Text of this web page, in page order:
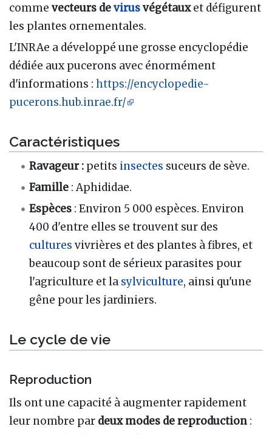
comme vecteurs devirusvégétauxet défigurent
les plantes ornementales.
L'INRAe a développé une grosse encyclopédie
dédiée aux pucerons avec énormément
d'informations : https://encyclopedie-
pucerons.hub.inrae.fr/
Caractéristiques
Ravageur : petits insectes suceurs de sève.
Famille : Aphididae.
Espèces : Environ 5 000 espèces. Environ
400 d'entre elles se trouvent sur des
cultures vivrières et des plantes à fibres, et
beaucoup sont de sérieux parasites pour
l'agriculture et la sylviculture, ainsi qu'une
gêne pour les jardiniers.
Le cycle de vie
Reproduction
Ils ont une capacité à augmenter rapidement
leur nombre par deux modes de reproduction :